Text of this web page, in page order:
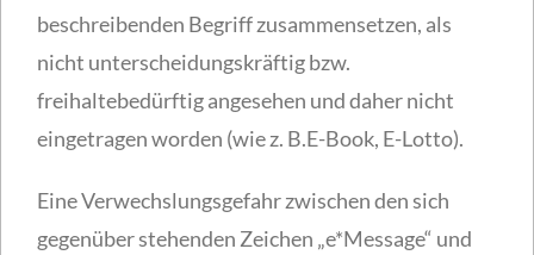
beschreibenden Begriff zusammensetzen, als
nicht unterscheidungskräftig bzw.
freihaltebedürftig angesehen und daher nicht
eingetragen worden (wie z. B.E-Book, E-Lotto).
Eine Verwechslungsgefahr zwischen den sich
gegenüber stehenden Zeichen „e*Message“ und